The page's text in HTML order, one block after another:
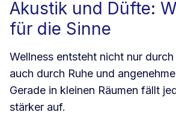
Akustik und Düfte:
für die Sinne
Wellness entsteht nicht nur
auch durch Ruhe und
Gerade in kleinen Räumen fällt
stärker auf.